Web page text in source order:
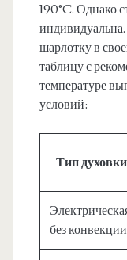
190°C. Однако
шарлотку в
таблицу с
температуре
условий:
Тип духовки
без конвекции